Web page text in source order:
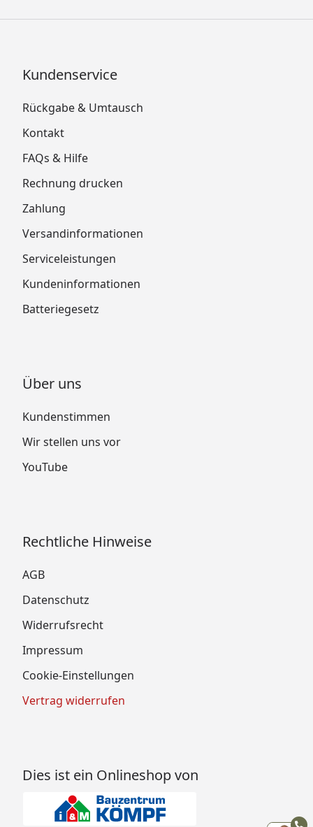
Kundenservice
Rückgabe & Umtausch
Kontakt
FAQs & Hilfe
Rechnung drucken
Zahlung
Versandinformationen
Serviceleistungen
Kundeninformationen
Batteriegesetz
Über uns
Kundenstimmen
Wir stellen uns vor
YouTube
Rechtliche Hinweise
AGB
Datenschutz
Widerrufsrecht
Impressum
Cookie-Einstellungen
Vertrag widerrufen
Dies ist ein Onlineshop von